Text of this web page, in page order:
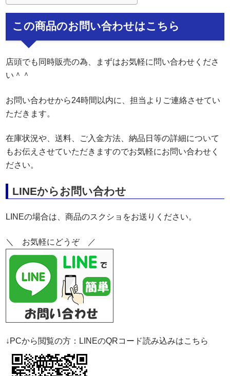
この商品のお問い合わせはこちら
店頭でも同時販売の為、まずはお気軽に問い合わせくださ
い＾＾
お問い合わせから24時間以内に、担当よりご連絡させてい
ただきます。
在庫状況や、送料、ご入金方法、納品日等の詳細について
もお伝えさせていただきますのでお気軽にお問い合わせく
ださい。
LINEからお問い合わせ
LINEの場合は、商品のスクショをお送りください。
＼ お気軽にどうぞ ／
↓PCから閲覧の方：LINEのQRコード読み込みはこちら